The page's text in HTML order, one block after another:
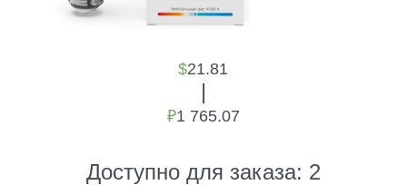
$21.81
|
₽1 765.07
Доступно для заказа: 2